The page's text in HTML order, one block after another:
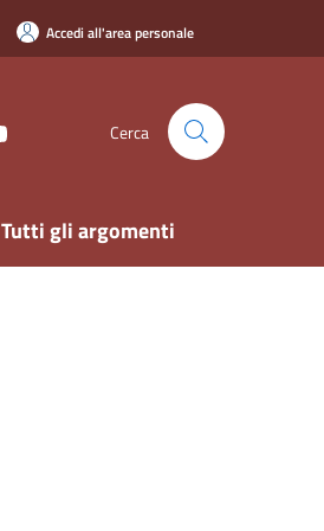
Accedi all'area personale
Cerca
Tutti gli argomenti